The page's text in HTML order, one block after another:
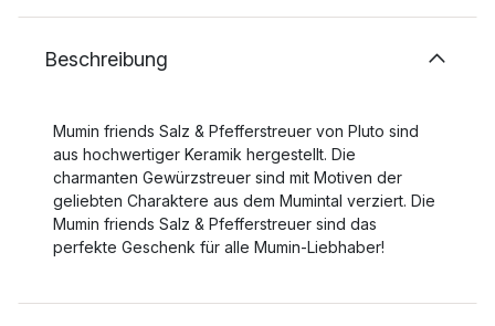
Beschreibung
Mumin friends Salz & Pfefferstreuer von Pluto sind
aus hochwertiger Keramik hergestellt. Die
charmanten Gewürzstreuer sind mit Motiven der
geliebten Charaktere aus dem Mumintal verziert. Die
Mumin friends Salz & Pfefferstreuer sind das
perfekte Geschenk für alle Mumin-Liebhaber!